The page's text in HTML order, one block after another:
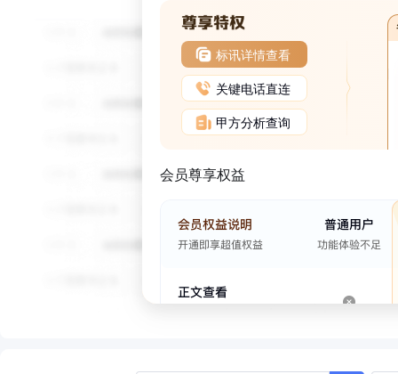
标讯详情查看
关键电话直连
甲方分析查询
会员尊享权益